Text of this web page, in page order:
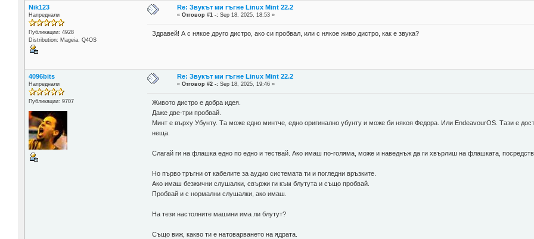
Nik123
Напреднали
Публикации: 4928
Distribution: Mageia, Q4OS
Re: Звукът ми гъгне Linux Mint 22.2
«Отговор #1 -: Sep 18, 2025, 18:53 »
Здравей! А с някое друго дистро, ако си пробвал, или с някое живо дистро, как е звука?
4096bits
Напреднали
Публикации: 9707
Re: Звукът ми гъгне Linux Mint 22.2
«Отговор #2 -: Sep 18, 2025, 19:46 »
Живото дистро е добра идея.
Даже две-три пробвай.
Минт е върху Убунту. Та може едно минтче, едно оригинално убунту и може би някоя Федора. Или EndeavourOS. Тази е
неща.
Слагай ги на флашка едно по едно и тествай. Ако имаш по-голяма, може и наведнъж да ги хвърлиш на флашката,
Но първо тръгни от кабелите за аудио системата ти и погледни връзките.
Ако имаш безжични слушалки, свържи ги към блутута и също пробвай.
Пробвай и с нормални слушалки, ако имаш.
На тези настолните машини има ли блутут?
Също виж, какво ти е натоварването на ядрата.